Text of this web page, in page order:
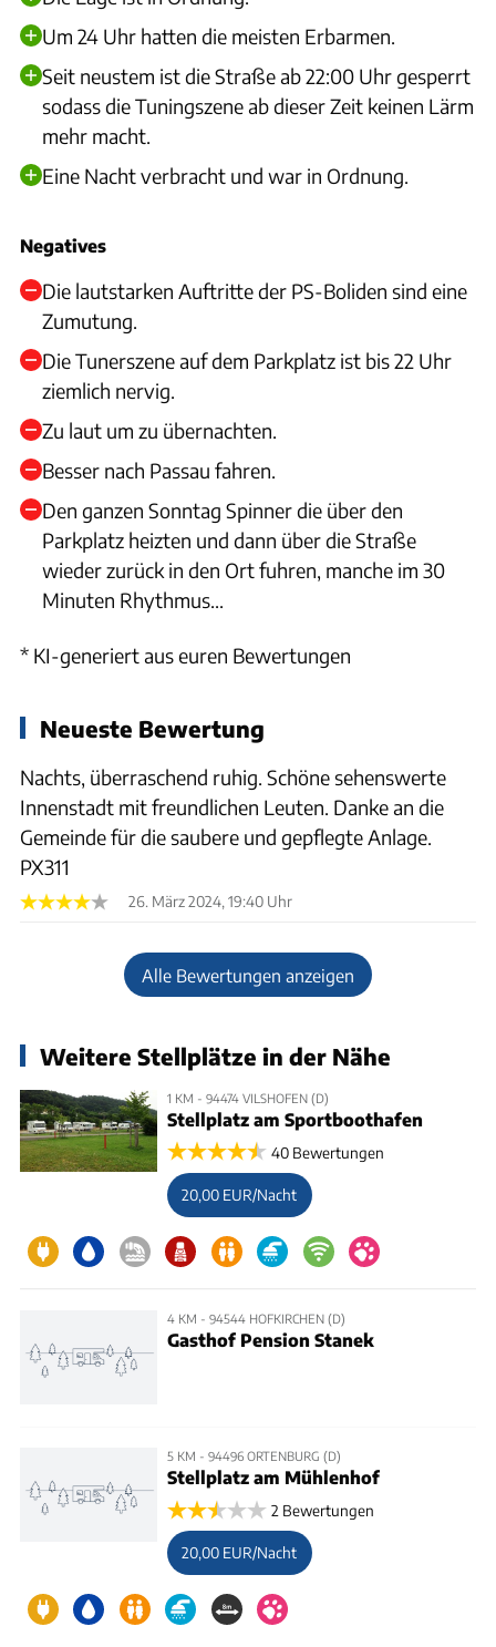
Um 24 Uhr hatten die meisten Erbarmen.
Seit neustem ist die Straße ab 22:00 Uhr gesperrt
sodass die Tuningszene ab dieser Zeit keinen Lärm
mehr macht.
Eine Nacht verbracht und war in Ordnung.
Negatives
Die lautstarken Auftritte der PS-Boliden sind eine
Zumutung.
Die Tunerszene auf dem Parkplatz ist bis 22 Uhr
ziemlich nervig.
Zu laut um zu übernachten.
Besser nach Passau fahren.
Den ganzen Sonntag Spinner die über den
Parkplatz heizten und dann über die Straße
wieder zurück in den Ort fuhren, manche im 30
Minuten Rhythmus...
* KI-generiert aus euren Bewertungen
Neueste Bewertung
Nachts, überraschend ruhig. Schöne sehenswerte
Innenstadt mit freundlichen Leuten. Danke an die
Gemeinde für die saubere und gepflegte Anlage.
PX311
26. März 2024, 19:40 Uhr
Alle Bewertungen anzeigen
Weitere Stellplätze in der Nähe
1 KM - 94474 VILSHOFEN (D)
Stellplatz am Sportboothafen
40 Bewertungen
20,00 EUR/Nacht
4 KM - 94544 HOFKIRCHEN (D)
Gasthof Pension Stanek
5 KM - 94496 ORTENBURG (D)
Stellplatz am Mühlenhof
2 Bewertungen
20,00 EUR/Nacht